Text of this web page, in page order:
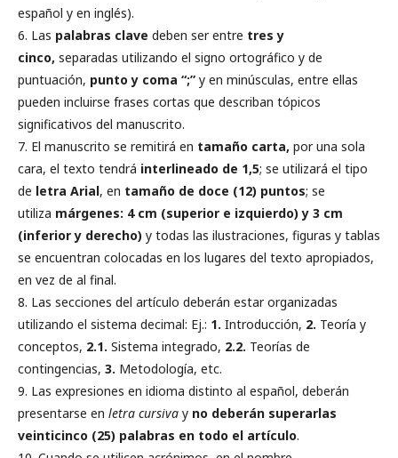
español y en inglés).
6. Las palabras clave deben ser entre tres y
cinco, separadas utilizando el signo ortográfico y de
puntuación, punto y coma “;” y en minúsculas, entre ellas
pueden incluirse frases cortas que describan tópicos
significativos del manuscrito.
7. El manuscrito se remitirá en tamaño carta, por una sola
cara, el texto tendrá interlineado de 1,5; se utilizará el tipo
de letra Arial, en tamaño de doce (12) puntos; se
utiliza márgenes: 4 cm (superior e izquierdo) y 3 cm
(inferior y derecho) y todas las ilustraciones, figuras y tablas
se encuentran colocadas en los lugares del texto apropiados,
en vez de al final.
8. Las secciones del artículo deberán estar organizadas
utilizando el sistema decimal: Ej.: 1. Introducción, 2. Teoría y
conceptos, 2.1. Sistema integrado, 2.2. Teorías de
contingencias, 3. Metodología, etc.
9. Las expresiones en idioma distinto al español, deberán
presentarse en letra cursiva y no deberán superarlas
veinticinco (25) palabras en todo el artículo.